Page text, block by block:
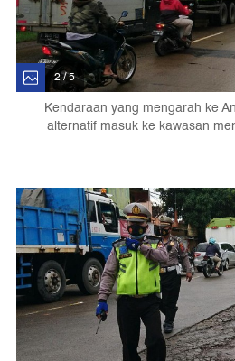
2 / 5
Kendaraan yang mengarah ke
alternatif masuk ke kawasan